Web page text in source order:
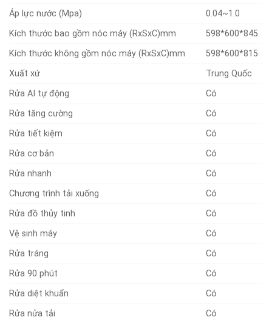
Áp lực nước (Mpa)
0.04~1.0
Kích thước bao gồm nóc máy (RxSxC)mm
598*600*845
Kích thước không gồm nóc máy (RxSxC)mm
598*600*815
Xuất xứ
Trung Quốc
Rửa AI tự động
Có
Rửa tăng cường
Có
Rửa tiết kiệm
Có
Rửa cơ bản
Có
Rửa nhanh
Có
Chương trình tải xuống
Có
Rửa đồ thủy tinh
Có
Vệ sinh máy
Có
Rửa tráng
Có
Rửa 90 phút
Có
Rửa diệt khuẩn
Có
Rửa nửa tải
Có